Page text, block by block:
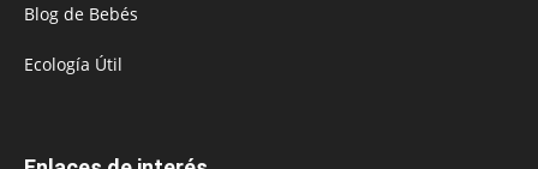
Blog de Bebés
Ecología Útil